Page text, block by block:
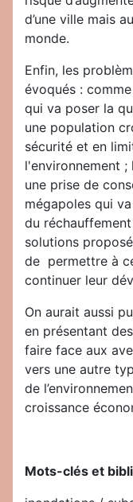
d’une ville mais
monde.
Enfin, les
évoqués :
qui va poser la
une population
sécurité et en
l'environnement ;
une prise de
mégapoles qui
du
solutions
de permettre à
continuer leur
On aurait aussi
en présentant
faire face aux
vers une autre
de
croissance
Mots-clés et